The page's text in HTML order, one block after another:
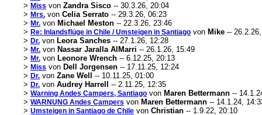
> Miss von Zandra Sisco -- 30.3.26, 20:04
> Mrs. von Celia Serrato -- 29.3.26, 06:23
> Mr. von Michael Meston -- 22.3.26, 23:46
> Re: Inlandsflüge in Chile / Umsteigen in Santiago von Mike --
> Dr. von Leora Sanches -- 27.1.26, 12:28
> Mr. von Nassar Jaralla AlMarri -- 26.1.26, 15:49
> Mr. von Leonore Wrench -- 6.12.25, 20:13
> Miss von Dell Jorgensen -- 17.11.25, 12:24
> Dr. von Zane Well
-- 10.11.25, 01:00
> Dr. von Audrey Harrell
-- 2.11.25, 12:35
> Warning Andes Campers, Santiago von Maren Bettermann --
> WARNUNG Andes Campers von Maren Bettermann -- 14.1.24,
> Umsteigen in Santiago de Chile von Christian -- 1.9.22, 20:10